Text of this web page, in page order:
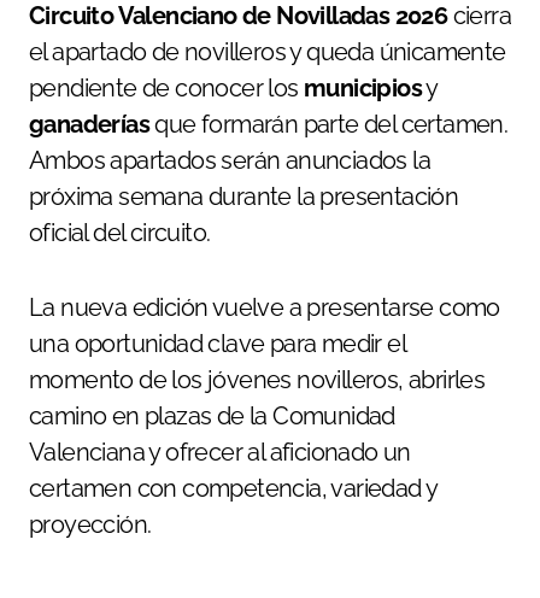
Circuito Valenciano de Novilladas 2026cierra
el apartado de novilleros y queda únicamente
pendiente de conocer los municipiosy
ganaderíasque formarán parte del certamen.
Ambos apartados serán anunciados la
próxima semana durante la presentación
oficial del circuito.
La nueva edición vuelve a presentarse como
una oportunidad clave para medir el
momento de los jóvenes novilleros, abrirles
camino en plazas de la Comunidad
Valenciana y ofrecer al aficionado un
certamen con competencia, variedad y
proyección.